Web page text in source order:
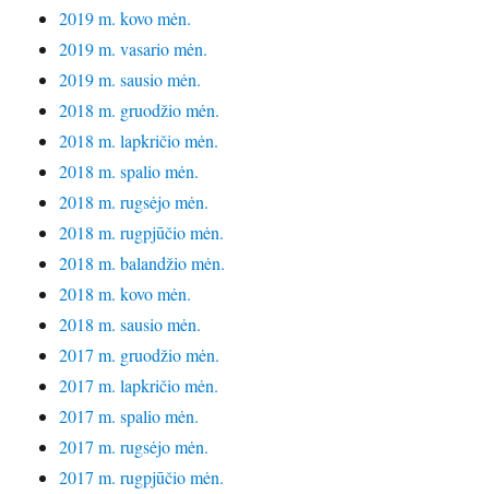
2019 m. kovo mėn.
2019 m. vasario mėn.
2019 m. sausio mėn.
2018 m. gruodžio mėn.
2018 m. lapkričio mėn.
2018 m. spalio mėn.
2018 m. rugsėjo mėn.
2018 m. rugpjūčio mėn.
2018 m. balandžio mėn.
2018 m. kovo mėn.
2018 m. sausio mėn.
2017 m. gruodžio mėn.
2017 m. lapkričio mėn.
2017 m. spalio mėn.
2017 m. rugsėjo mėn.
2017 m. rugpjūčio mėn.